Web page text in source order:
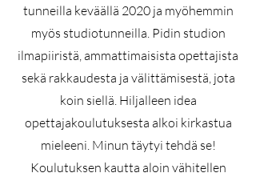
tunneilla keväällä 2020 ja myöhemmin
myös studiotunneilla. Pidin studion
ilmapiiristä, ammattimaisista opettajista
sekä rakkaudesta ja välittämisestä, jota
koin siellä. Hiljalleen idea
opettajakoulutuksesta alkoi kirkastua
mieleeni. Minun täytyi tehdä se!
Koulutuksen kautta aloin vähitellen